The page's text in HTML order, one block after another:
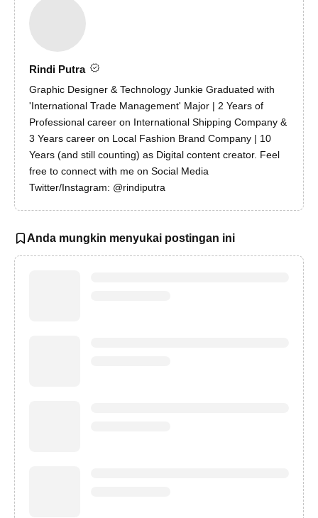
Rindi Putra
Graphic Designer & Technology Junkie Graduated with
'International Trade Management' Major | 2 Years of
Professional career on International Shipping Company &
3 Years career on Local Fashion Brand Company | 10
Years (and still counting) as Digital content creator. Feel
free to connect with me on Social Media
Twitter/Instagram: @rindiputra
Anda mungkin menyukai postingan ini